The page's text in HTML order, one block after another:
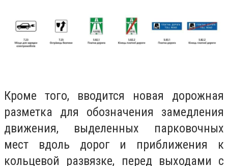
Кроме того, вводится новая дорожная
разметка для обозначения замедления
движения, выделенных парковочных
мест вдоль дорог и приближения к
кольцевой развязке, перед выходами с